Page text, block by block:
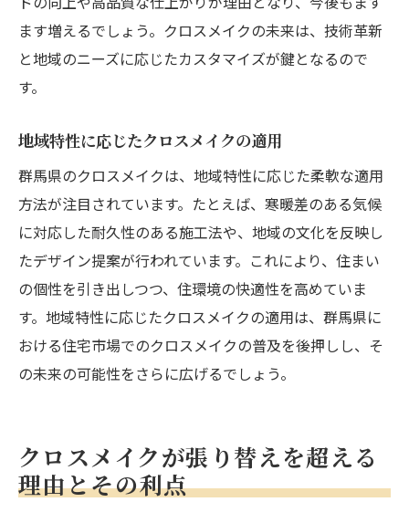
ーチ
群馬県で人気のクロスメイクデザイン
デザイン性を高めるためのクロスメイク技
住空間におけるクロスメイクのデザイン活
地域特性を反映したクロスメイクの取り組
み
価値創造を支えるクロスメイクの実用性
群馬県の住民に支持されるクロスメイクの
要因
地域活性化に貢献するクロスメイクの可能
性
ます増えるでしょう。クロスメイクの未来は、技術革新
と地域のニーズに応じたカスタマイズが鍵となるので
す。
地域特性に応じたクロスメイクの適用
群馬県のクロスメイクは、地域特性に応じた柔軟な適用
方法が注目されています。たとえば、寒暖差のある気候
に対応した耐久性のある施工法や、地域の文化を反映し
たデザイン提案が行われています。これにより、住まい
の個性を引き出しつつ、住環境の快適性を高めていま
す。地域特性に応じたクロスメイクの適用は、群馬県に
おける住宅市場でのクロスメイクの普及を後押しし、そ
の未来の可能性をさらに広げるでしょう。
クロスメイクが張り替えを超える
理由とその利点